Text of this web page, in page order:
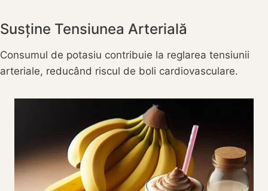
Susține Tensiunea Arterială
Consumul de potasiu contribuie la reglarea tensiunii
arteriale, reducând riscul de boli cardiovasculare.